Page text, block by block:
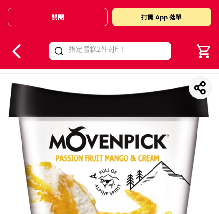
Valid Until 30 June 2026
關閉 打開 App 落單